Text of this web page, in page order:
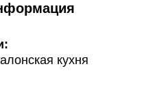
кухня